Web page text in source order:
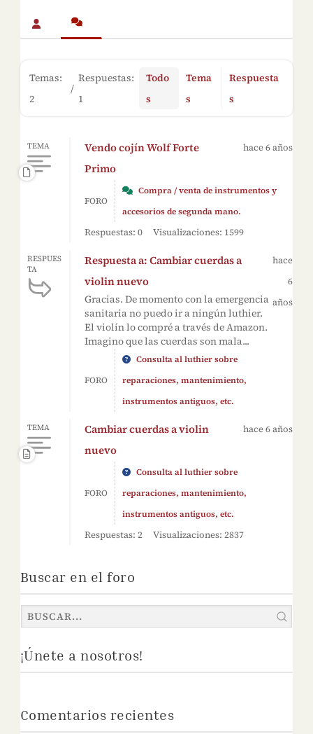
Temas:
2
/
Respuestas:
1
Todo
s
Tema
s
Respuesta
s
TEMA
Vendo cojín Wolf Forte
Primo
hace 6 años
FORO
Compra / venta de instrumentos y
accesorios de segunda mano.
Respuestas: 0 Visualizaciones: 1599
RESPUES
TA
Respuesta a: Cambiar cuerdas a
violin nuevo
Gracias. De momento con la emergencia
sanitaria no puedo ir a ningún luthier.
El violín lo compré a través de Amazon.
Imagino que las cuerdas son mala...
hace
6
años
FORO
Consulta al luthier sobre
reparaciones, mantenimiento,
instrumentos antiguos, etc.
TEMA
Cambiar cuerdas a violin
nuevo
hace 6 años
FORO
Consulta al luthier sobre
reparaciones, mantenimiento,
instrumentos antiguos, etc.
Respuestas: 2 Visualizaciones: 2837
Buscar en el foro
¡Únete a nosotros!
Comentarios recientes